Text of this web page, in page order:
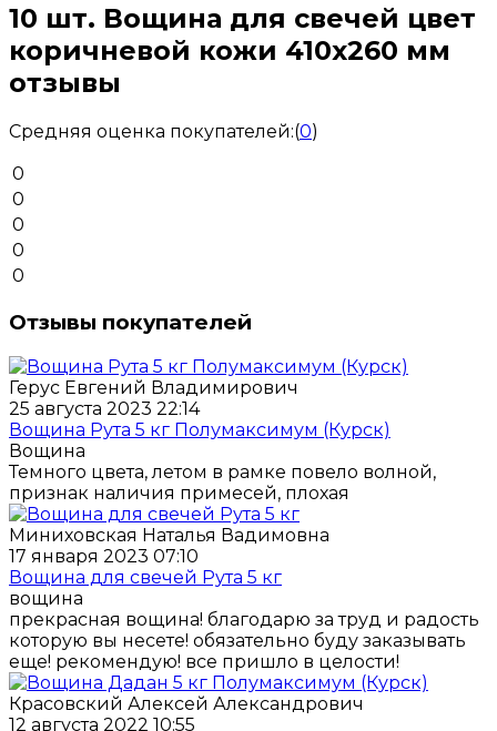
10 шт. Вощина для свечей цвет
коричневой кожи 410х260 мм
отзывы
Средняя оценка покупателей:(0)
0
0
0
0
0
Отзывы покупателей
Герус Евгений Владимирович
25 августа 2023 22:14
Вощина Рута 5 кг Полумаксимум (Курск)
Вощина
Темного цвета, летом в рамке повело волной,
признак наличия примесей, плохая
Миниховская Наталья Вадимовна
17 января 2023 07:10
Вощина для свечей Рута 5 кг
вощина
прекрасная вощина! благодарю за труд и радость
которую вы несете! обязательно буду заказывать
еще! рекомендую! все пришло в целости!
Красовский Алексей Александрович
12 августа 2022 10:55